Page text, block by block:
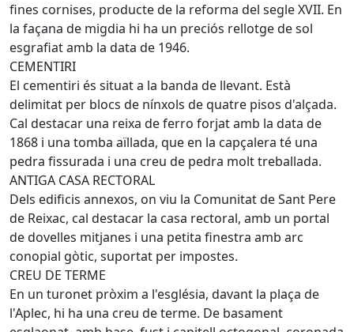
fines cornises, producte de la reforma del segle XVII. En
la façana de migdia hi ha un preciós rellotge de sol
esgrafiat amb la data de 1946.
CEMENTIRI
El cementiri és situat a la banda de llevant. Està
delimitat per blocs de nínxols de quatre pisos d'alçada.
Cal destacar una reixa de ferro forjat amb la data de
1868 i una tomba aïllada, que en la capçalera té una
pedra fissurada i una creu de pedra molt treballada.
ANTIGA CASA RECTORAL
Dels edificis annexos, on viu la Comunitat de Sant Pere
de Reixac, cal destacar la casa rectoral, amb un portal
de dovelles mitjanes i una petita finestra amb arc
conopial gòtic, suportat per impostes.
CREU DE TERME
En un turonet pròxim a l'església, davant la plaça de
l'Aplec, hi ha una creu de terme. De basament